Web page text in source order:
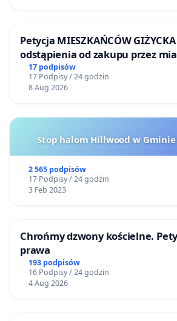
Petycja MIESZKAŃCÓW
odstąpienia od zakupu przez
nieruchomości położonej nad
17 podpisów
17 Podpisy / 24 godzin
8 Aug 2026
Stop halom Hillwood w Gminie
2 565 podpisów
17 Podpisy / 24 godzin
3 Feb 2023
Chrońmy dzwony kościelne.
prawa
193 podpisów
16 Podpisy / 24 godzin
4 Aug 2026